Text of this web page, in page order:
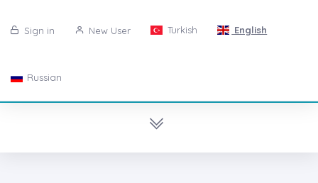
Sign in New User Turkish English
Russian